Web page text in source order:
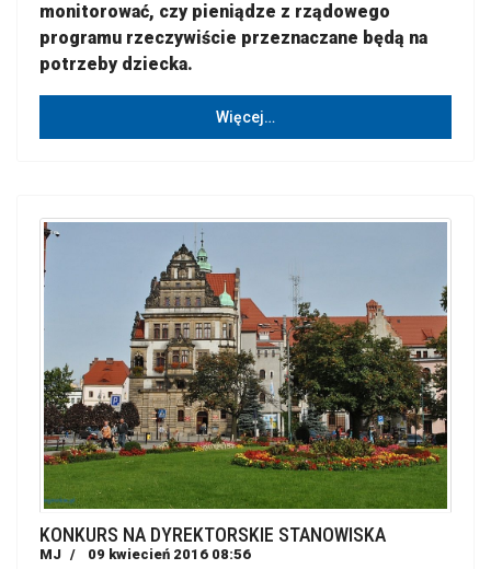
monitorować, czy pieniądze z rządowego
programu rzeczywiście przeznaczane będą na
potrzeby dziecka.
Więcej…
KONKURS NA DYREKTORSKIE STANOWISKA
MJ 09 kwiecień 2016 08:56